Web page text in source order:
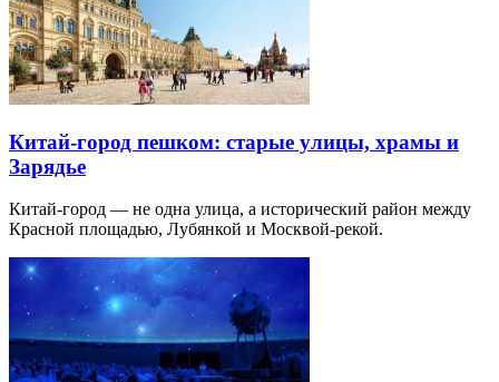
Китай-город пешком: старые улицы, храмы и
Зарядье
Китай-город — не одна улица, а исторический район между
Красной площадью, Лубянкой и Москвой-рекой.